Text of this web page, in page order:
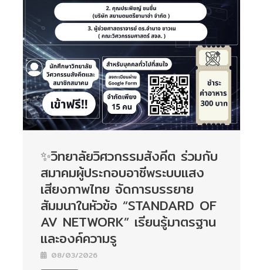
✨วิทยาลัยวิศวกรรมสังคีต ร่วมกับ
สมาคมผู้ประกอบอาชีพระบบแสง
เสียงภาพไทย จัดการบรรยาย
สัมมนาในหัวข้อ “STANDARD OF
AV NETWORK” เรียนรู้มาตรฐาน
และองค์ความรู
08/03/2026